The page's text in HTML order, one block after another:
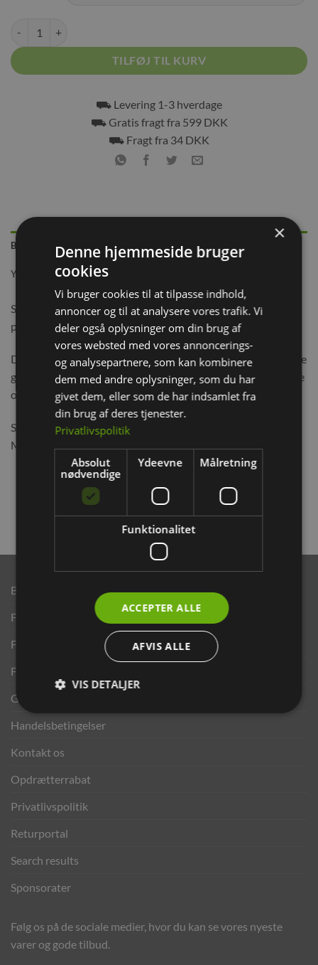
TILFØJ TIL KURV
⛟ Levering 1-3 hverdage
⛟ Gratis fragt fra 599 DKK
⛟ Fragt fra 34 DKK
BESKRIVELSE
YDERLIGERE INFORMATION
Super sød lille hyggeseng med ekstra blødt nylon
polyesterbetræk / lammeskindimiteret.
Denne lille hyggeseng er god til at lære dit hamster og mindre
gnaver at ligge i den når f.eks ens børn eller dig selv skal sidde
og nusse med den.
S – 16,5 x 15,5 cm
M – 30 x 22 cm
Brand
Finansering ANYDAY
Finansering Viabill
Fortrydelse og reklamationsret
Gavekort
Handelsbetingelser
Kontakt os
Opdrætterrabat
Privatlivspolitik
Returportal
Search results
Sponsorater
Følg os på de sociale medier, hvor du kan se vores nyeste
varer og gode tilbud.
×
Denne hjemmeside bruger
cookies
Vi bruger cookies til at tilpasse indhold,
annoncer og til at analysere vores trafik. Vi
deler også oplysninger om din brug af
vores websted med vores annoncerings-
og analysepartnere, som kan kombinere
dem med andre oplysninger, som du har
givet dem, eller som de har indsamlet fra
din brug af deres tjenester.
Privatlivspolitik
Absolut
nødvendige
Ydeevne Målretning
Funktionalitet
ACCEPTER ALLE
AFVIS ALLE
VIS DETALJER